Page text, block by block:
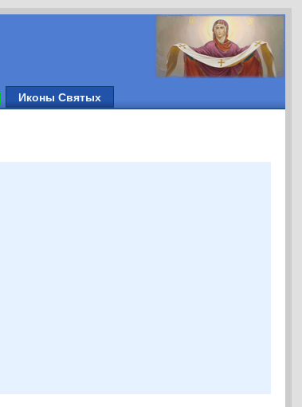
Иконы Святых